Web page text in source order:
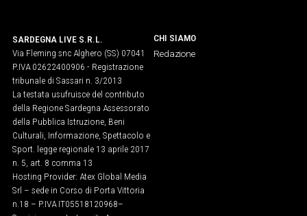
SARDEGNA LIVE S.R.L.
Via Fleming snc Alghero (SS) 07041
P.IVA 02622400906 - Registrazione
tribunale di Sassari n. 3/2013
La testata usufruisce del contributo
della Regione Sardegna Assessorato
della Pubblica Istruzione, Beni
Culturali, Informazione, Spettacolo e
Sport. legge regionale 13 aprile 2017
n. 5, art. 8 comma 13
Hosting Provider: Atex Global Media
Srl – sede in Corso di Porta Vittoria
n.18 – P.IVA IT05518120968​–
CHI SIAMO
Redazione